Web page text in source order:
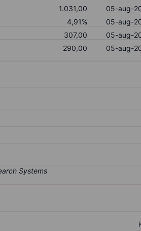
1.031,00
05-aug-
4,91%
05-aug-
307,00
05-aug-
290,00 05-aug-